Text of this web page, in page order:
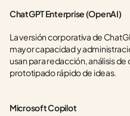
ChatGPT Enterprise (OpenAI)
La versión corporativa de
mayor capacidad y
usan para redacción, análisis
prototipado rápido de ideas.
Microsoft Copilot